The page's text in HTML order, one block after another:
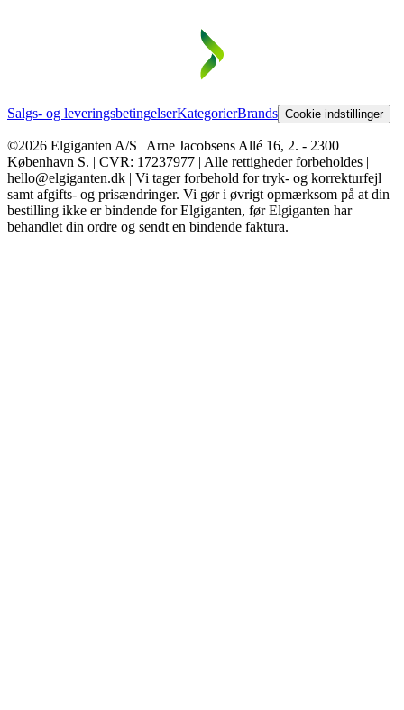
Salgs- og leveringsbetingelserKategorierBrands Cookie indstillinger
©2026 Elgiganten A/S | Arne Jacobsens Allé 16, 2. - 2300
København S. | CVR: 17237977 | Alle rettigheder forbeholdes |
hello@elgiganten.dk | Vi tager forbehold for tryk- og korrekturfejl
samt afgifts- og prisændringer. Vi gør i øvrigt opmærksom på at din
bestilling ikke er bindende for Elgiganten, før Elgiganten har
behandlet din ordre og sendt en bindende faktura.